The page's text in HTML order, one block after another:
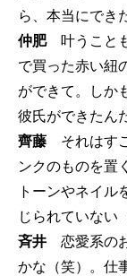
ら、本当にでき
仲肥 叶うこと
で買った赤い紐
ができて。しか
彼氏ができたん
齊藤 それはす
ンクのものを置
トーンやネイ
じられていない
斉井 恋愛系の
かな（笑）。仕